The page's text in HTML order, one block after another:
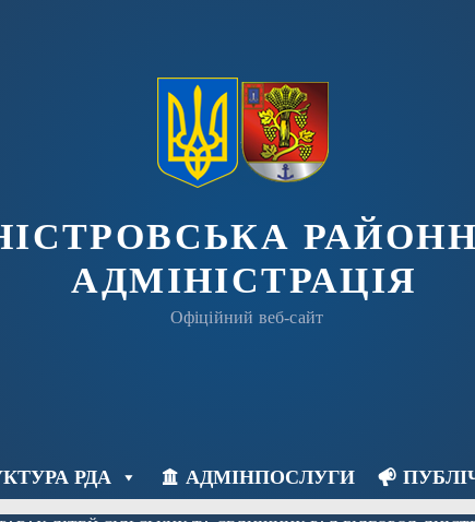
АДМІНІСТРАЦІЯ
Офіційний веб-сайт
РДА АДМІНПОСЛУГИ